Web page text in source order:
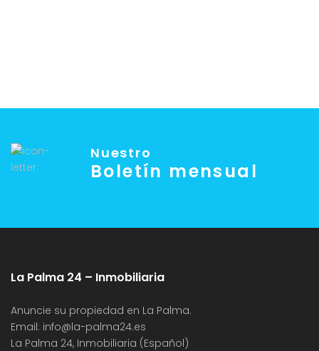
Nuestro
Boletín mensual
La Palma 24 – Inmobiliaria
Anuncie su propiedad en La Palma.
Email: info@la-palma24.es
La Palma 24, Inmobiliaria (Español)